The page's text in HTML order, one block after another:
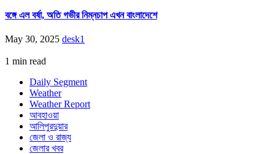
বঙ্গে এল বর্ষা, অতি গভীর নিম্নচাপ এখন বাংলাদেশে
May 30, 2025 desk1
1 min read
Daily Segment
Weather
Weather Report
আবহাওয়া
আলিপুরদুয়ার
জেলা ও রাজ্য
জেলার খবর